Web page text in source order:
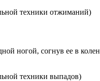
техники отжиманий)
ногой, согнув ее в
техники выпадов)